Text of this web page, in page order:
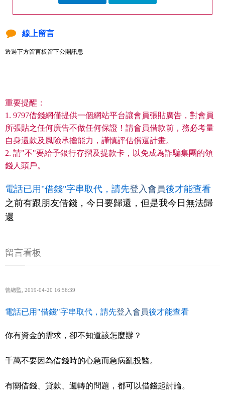
線上留言
透過下方留言板留下公開訊息
重要提醒：
1. 9797借錢網僅提供一個網站平台讓會員張貼廣告，對會員
所張貼之任何廣告不做任何保證！請會員借款前，務必考量
自身還款及風險承擔能力，謹慎評估償還計畫。
2. 請"不"要給予銀行存摺及提款卡，以免成為詐騙集團的領
錢人頭戶。
電話已用"借錢"字串取代，請先登入會員後才能查看
之前有跟朋友借錢，今日要歸還，但是我今日無法歸
還
留言看板
曾總監 2019-04-20 16:56:39
電話已用"借錢"字串取代，請先登入會員後才能查看
你有資金的需求，卻不知道該怎麼辦？
千萬不要因為借錢時的心急而急病亂投醫。
有關借錢、貸款、週轉的問題，都可以借錢起討論。